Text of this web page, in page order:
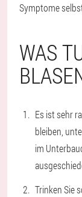
Symptome
WAS
Es ist sehr
bleiben,
im
Trinken Sie